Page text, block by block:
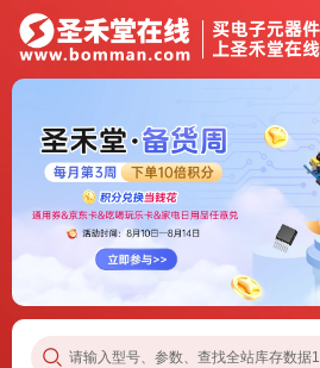
请输入型号、参数、查找全站库存数据1